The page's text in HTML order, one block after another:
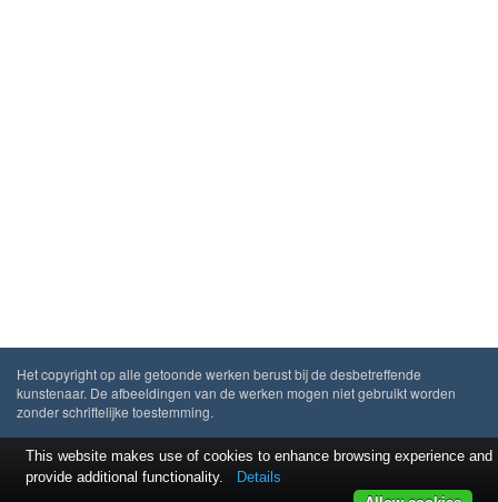
Het copyright op alle getoonde werken berust bij de desbetreffende
kunstenaar. De afbeeldingen van de werken mogen niet gebruikt worden
zonder schriftelijke toestemming.
This website makes use of cookies to enhance browsing experience and
provide additional functionality.
Details